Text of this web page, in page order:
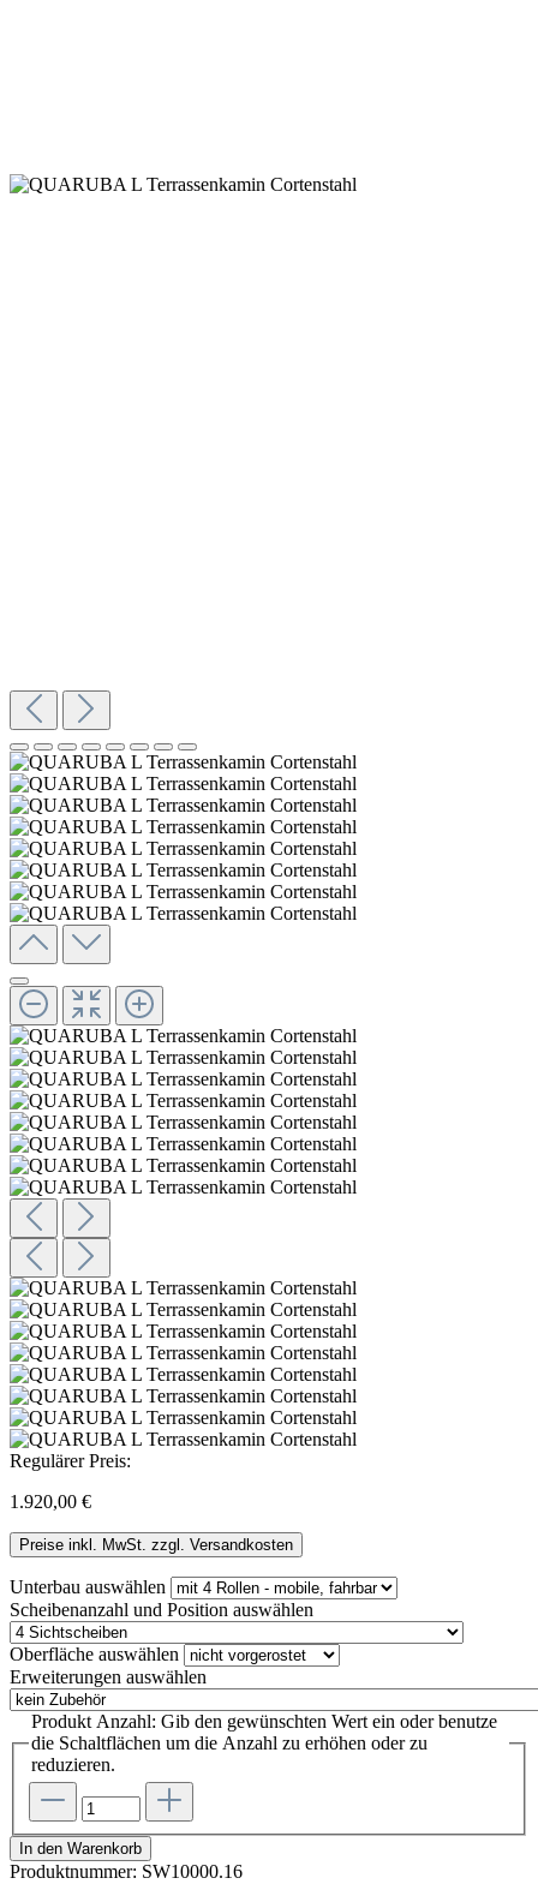
Regulärer Preis:
1.920,00 €
Preise inkl. MwSt. zzgl. Versandkosten
Unterbau auswählen
Scheibenanzahl und Position auswählen
Oberfläche auswählen
Erweiterungen auswählen
Produkt Anzahl: Gib den gewünschten Wert ein oder benutze
die Schaltflächen um die Anzahl zu erhöhen oder zu
reduzieren.
In den Warenkorb
Produktnummer: SW10000.16